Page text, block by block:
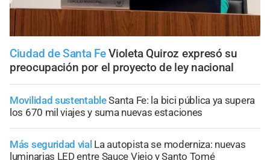
Ciudad de Santa Fe Violeta Quiroz expresó su
preocupación por el proyecto de ley nacional
Movilidad sustentableSanta Fe: la bici pública ya supera
los 670 mil viajes y suma nuevas estaciones
Más seguridad vial La autopista se moderniza: nuevas
luminarias LED entre Sauce Viejo y Santo Tomé